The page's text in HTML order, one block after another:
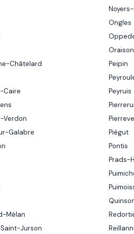
Châtelard
Caire
Verdon
Galabre
Mélan
Jurson
Ongles
Oraison
Peipin
Peyruis
Piégut
Pontis
Prads-